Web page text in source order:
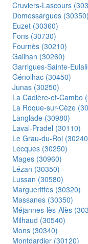
Cruviers-Lascours
Domessargues (30350)
Euzet (30360)
Fons (30730)
Fournès (30210)
Gailhan (30260)
Garrigues-Sainte-
Génolhac (30450)
Junas (30250)
La Cadière-et-Cambo
La Roque-sur-Cèze
Langlade (30980)
Laval-Pradel (30110)
Le Grau-du-Roi
Lecques (30250)
Mages (30960)
Lézan (30350)
Lussan (30580)
Marguerittes (30320)
Massanes (30350)
Méjannes-lès-Alès
Milhaud (30540)
Mons (30340)
Montdardier (30120)